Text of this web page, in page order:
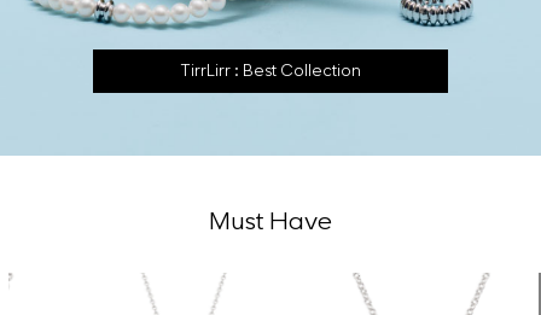
TirrLirr : Best Collection
Must Have